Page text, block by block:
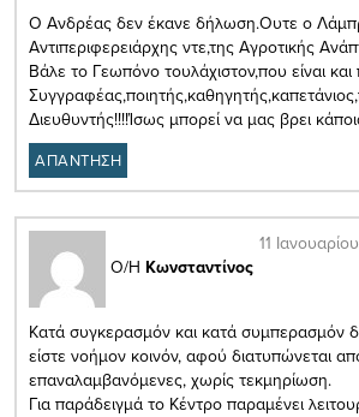
Ο Ανδρέας δεν έκανε δήλωση.Ουτε ο
Αντιπεριφερειάρχης ντε,της Αγροτικής
Βάλε το Γεωπόνο τουλάχιστον,που είναι
Διευθυντής!!!!Ίσως μπορεί να μας βρει
ΑΠΑΝΤΗΣΗ
Ο/Η Κωνσταντίνος
11
Κατά συγκερασμόν και κατά συμπερασμόν
είστε νοήμον κοινόν, αφού διατυπώνεται
επαναλαμβανόμενες, χωρίς τεκμηρίωση.
Για παράδειγμά το Κέντρο παραμένει